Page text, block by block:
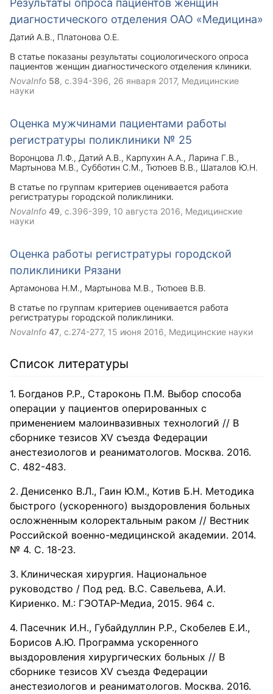
Результаты опроса пациентов женщин
диагностического отделения ОАО «Медицина»
Датий А.В.
Платонова О.Е.
В статье показаны результаты социологического опроса
пациентов женщин диагностического отделения клиники.
NovaInfo 58, с.394-396, 26 января 2017, Медицинские
науки
Оценка мужчинами пациентами работы
регистратуры поликлиники № 25
Воронцова Л.Ф. Датий А.В. Карпухин А.А.
Ларина Г.В.
Мартынова М.В.
Субботин С.М. Тютюев В.В.
Шаталов Ю.Н.
В статье по группам критериев оценивается работа
регистратуры городской поликлиники.
NovaInfo 49, с.396-399, 10 августа 2016, Медицинские
науки
Оценка работы регистратуры городской
поликлиники Рязани
Артамонова Н.М. Мартынова М.В. Тютюев В.В.
В статье по группам критериев оценивается работа
регистратуры городской поликлиники.
NovaInfo 47, с.274-277, 15 июня 2016, Медицинские науки
Список литературы
Богданов Р.Р., Староконь П.М. Выбор способа
операции у пациентов оперированных с
применением малоинвазивных технологий // В
сборнике тезисов XV съезда Федерации
анестезиологов и реаниматологов. Москва. 2016.
С. 482-483.
Денисенко В.Л., Гаин Ю.М., Котив Б.Н. Методика
быстрого (ускоренного) выздоровления больных
осложненным колоректальным раком // Вестник
Российской военно-медицинской академии. 2014.
№ 4. С. 18-23.
Клиническая хирургия. Национальное
руководство / Под ред. В.С. Савельева, А.И.
Кириенко. М.: ГЭОТАР-Медиа, 2015. 964 с.
Пасечник И.Н., Губайдуллин Р.Р., Скобелев Е.И.,
Борисов А.Ю. Программа ускоренного
выздоровления хирургических больных // В
сборнике тезисов XV съезда Федерации
анестезиологов и реаниматологов. Москва. 2016.